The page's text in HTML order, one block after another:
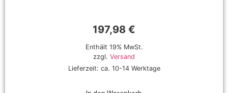
197,98 €
Enthält 19% MwSt.
zzgl. Versand
Lieferzeit: ca. 10-14 Werktage